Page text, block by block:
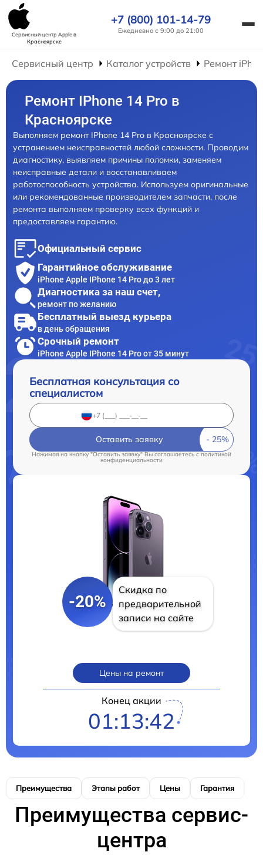
Сервисный центр Appleв
Красноярске
+7 (800) 101-14-79
Ежедневно с 9:00 до 21:00
Сервисный центр Каталог устройств Ремонт
Ремонт IPhone 14 Pro в
Красноярске
Выполняем ремонт IPhone 14 Pro в Красноярске с
устранением неисправностей любой сложности. Проводим
диагностику, выявляем причины поломки, заменяем
неисправные детали и восстанавливаем
работоспособность устройства. Используем оригинальные
или рекомендованные производителем запчасти, после
ремонта выполняем проверку всех функций и
предоставляем гарантию.
Официальный сервис
Гарантийное обслуживание
iPhone Apple IPhone 14 Pro до 3 лет
Диагностика за наш счет,
ремонт по желанию
Бесплатный выезд курьера
в день обращения
Срочный ремонт
iPhone Apple IPhone 14 Pro от 35 минут
Бесплатная консультация со
специалистом
Оставить заявку
Нажимая на кнопку "Оставить заявку" Вы соглашаетесь cполитикой
конфиденциальности
-20%
Скидка по
предварительной
записи на сайте
Цены на ремонт
Конец акции
01:13:41
Преимущества Этапы работ Цены Гарантия
Преимущества сервис-
центра